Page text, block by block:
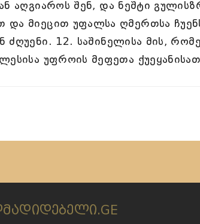
აღგიაროს შენ, და ნეშტი
და მიეცით უფალსა ღმერთსა
ძღუენი. 12. საშინელისა მის,
უფროის მეფეთა